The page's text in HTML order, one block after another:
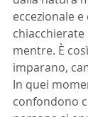
eccezionale
chiacchierate
mentre. È
imparano,
In quei
confondono